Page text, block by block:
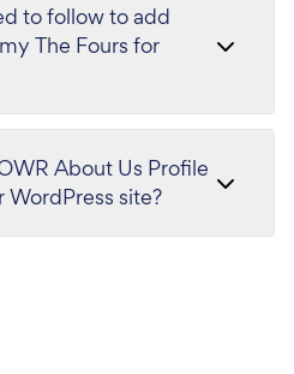
to follow to add
The Fours for
About Us Profile
WordPress site?